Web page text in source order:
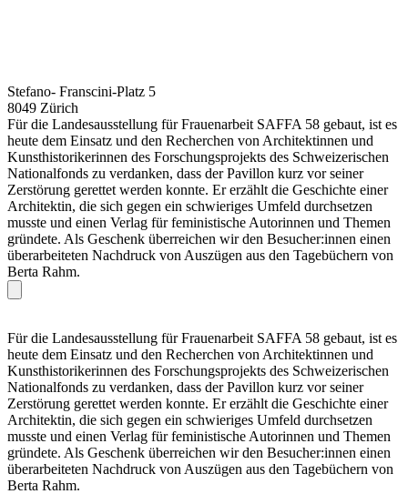
Stefano- Franscini-Platz 5
8049 Zürich
Für die Landesausstellung für Frauenarbeit SAFFA 58 gebaut, ist es
heute dem Einsatz und den Recherchen von Architektinnen und
Kunsthistorikerinnen des Forschungsprojekts des Schweizerischen
Nationalfonds zu verdanken, dass der Pavillon kurz vor seiner
Zerstörung gerettet werden konnte. Er erzählt die Geschichte einer
Architektin, die sich gegen ein schwieriges Umfeld durchsetzen
musste und einen Verlag für feministische Autorinnen und Themen
gründete. Als Geschenk überreichen wir den Besucher:innen einen
überarbeiteten Nachdruck von Auszügen aus den Tagebüchern von
Berta Rahm.
Für die Landesausstellung für Frauenarbeit SAFFA 58 gebaut, ist es
heute dem Einsatz und den Recherchen von Architektinnen und
Kunsthistorikerinnen des Forschungsprojekts des Schweizerischen
Nationalfonds zu verdanken, dass der Pavillon kurz vor seiner
Zerstörung gerettet werden konnte. Er erzählt die Geschichte einer
Architektin, die sich gegen ein schwieriges Umfeld durchsetzen
musste und einen Verlag für feministische Autorinnen und Themen
gründete. Als Geschenk überreichen wir den Besucher:innen einen
überarbeiteten Nachdruck von Auszügen aus den Tagebüchern von
Berta Rahm.